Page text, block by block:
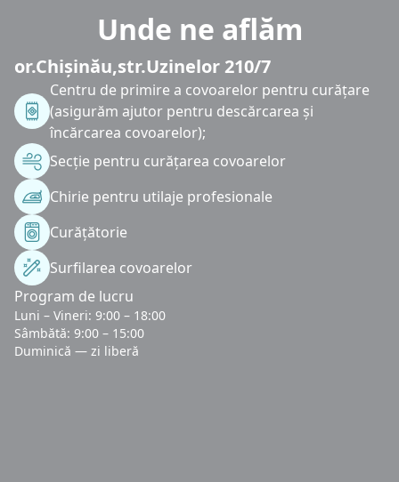
Unde ne aflăm
or.Chișinău,str.Uzinelor 210/7
Centru de primire a covoarelor pentru curățare
(asigurăm ajutor pentru descărcarea și
încărcarea covoarelor);
Secție pentru curățarea covoarelor
Chirie pentru utilaje profesionale
Curățătorie
Surfilarea covoarelor
Program de lucru
Luni – Vineri: 9:00 – 18:00
Sâmbătă: 9:00 – 15:00
Duminică — zi liberă